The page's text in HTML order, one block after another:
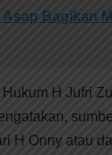
Bagikan
Hukum H Jufri
H Onny atau